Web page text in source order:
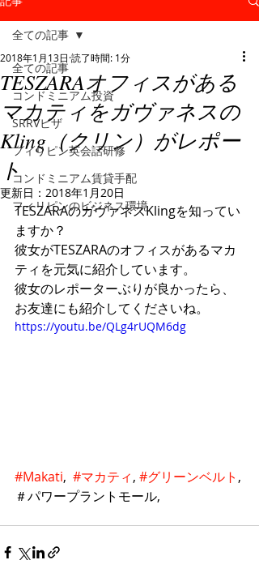
全ての記事
コンドミニアム投資
SRRVビザ
フィリピン英会話研修
コンドミニアム賃貸手配
フィリピンのビジネス環境
全ての記事
TESZARAオフィスがある
マカティをガヴァネスの
Kling（クリン）がレポー
ト
2018年1月13日 読了時間: 1分
更新日： 2018年1月20日
TESZARAのガヴァネスKlingを知ってい
ますか？
彼女がTESZARAのオフィスがあるマカ
ティを元気に紹介しています。
彼女のレポーターぶりが良かったら、
お友達にも紹介してくださいね。
https://youtu.be/QLg4rUQM6dg
#Makati, #マカティ, #グリーンベルト ,
＃パワープラントモール,